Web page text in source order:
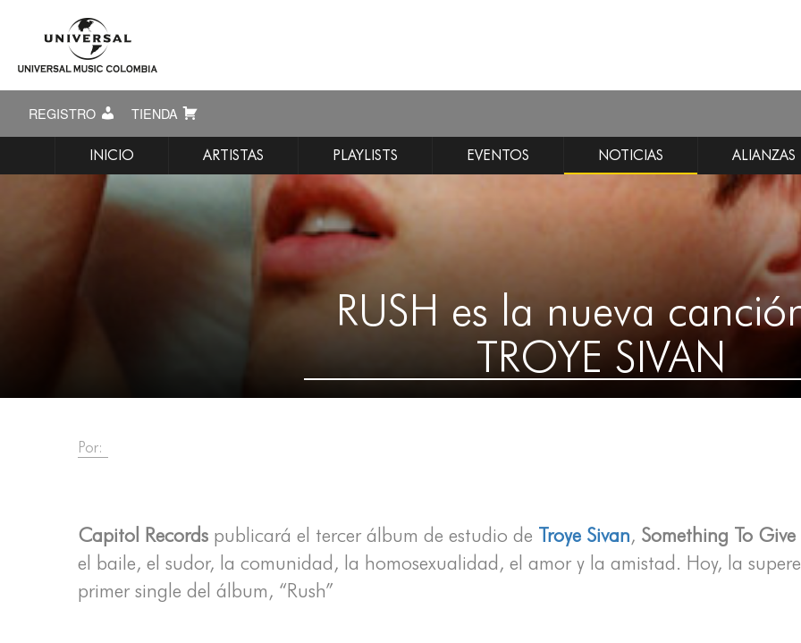
REGISTRO TIENDA
INICIO ARTISTAS PLAYLISTS EVENTOS NOTICIAS ALIANZAS
RUSH es la nueva
TROYE SIVAN
Por:
Capitol Records publicará el tercer álbum de estudio de Troye Sivan, Something To Give
el baile, el sudor, la comunidad, la homosexualidad, el amor y la amistad. Hoy, la
primer single del álbum, “Rush”